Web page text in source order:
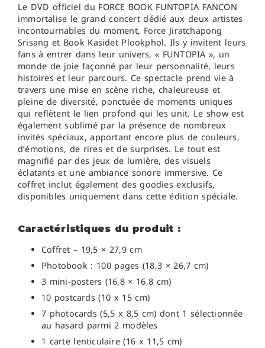
Le DVD officiel du FORCE BOOK FUNTOPIA FANCON
immortalise le grand concert dédié aux deux artistes
incontournables du moment, Force Jiratchapong
Srisang et Book Kasidet Plookphol. Ils y invitent leurs
fans à entrer dans leur univers, « FUNTOPIA », un
monde de joie façonné par leur personnalité, leurs
histoires et leur parcours. Ce spectacle prend vie à
travers une mise en scène riche, chaleureuse et
pleine de diversité, ponctuée de moments uniques
qui reflètent le lien profond qui les unit. Le show est
également sublimé par la présence de nombreux
invités spéciaux, apportant encore plus de couleurs,
d’émotions, de rires et de surprises. Le tout est
magnifié par des jeux de lumière, des visuels
éclatants et une ambiance sonore immersive. Ce
coffret inclut également des goodies exclusifs,
disponibles uniquement dans cette édition spéciale.
Caractéristiques du produit :
Coffret – 19,5 × 27,9 cm
Photobook : 100pages (18,3 × 26,7 cm)
3 mini-posters (16,8 × 16,8 cm)
10 postcards(10 x 15 cm)
7 photocards (5,5 x 8,5 cm) dont 1 sélectionnée
au hasard parmi 2 modèles
1 carte lenticulaire (16 x 11,5 cm)